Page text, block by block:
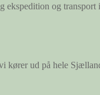
ekspedition og
kører ud på hele